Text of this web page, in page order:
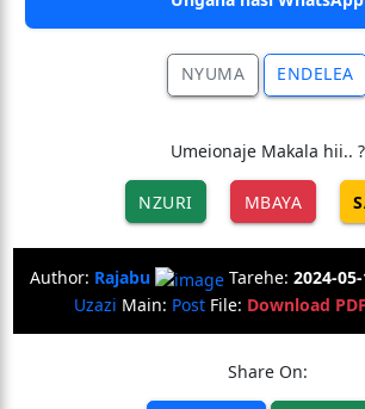
NYUMA ENDELEA
Umeionaje Makala hii.. ?
NZURI MBAYA
Author: Rajabu Tarehe: 2024-
Uzazi Main: Post File: Download PDF
Share On: